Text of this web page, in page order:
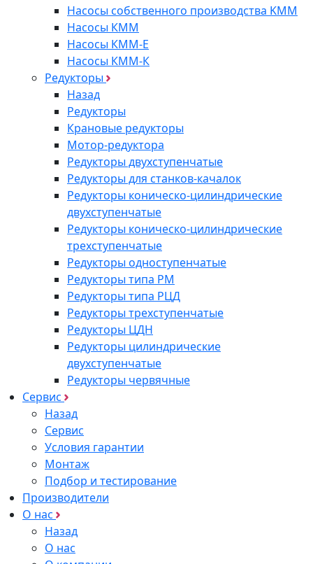
Насосы собственного производства KMM
Насосы КММ
Насосы КММ-Е
Насосы КММ-К
Редукторы
Назад
Редукторы
Крановые редукторы
Мотор-редуктора
Редукторы двухступенчатые
Редукторы для станков-качалок
Редукторы коническо-цилиндрические
двухступенчатые
Редукторы коническо-цилиндрические
трехступенчатые
Редукторы одноступенчатые
Редукторы типа РМ
Редукторы типа РЦД
Редукторы трехступенчатые
Редукторы ЦДН
Редукторы цилиндрические
двухступенчатые
Редукторы червячные
Сервис
Назад
Сервис
Условия гарантии
Монтаж
Подбор и тестирование
Производители
О нас
Назад
О нас